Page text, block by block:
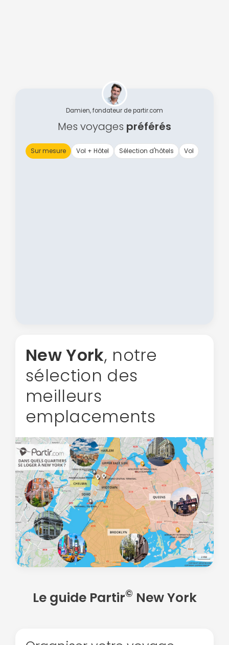
Damien, fondateur de partir.com
Mes voyages préférés
Sur mesure Vol + Hôtel Sélection d'hôtels Vol
New York, notre
sélection des
meilleurs
emplacements
Le guide Partir© New York